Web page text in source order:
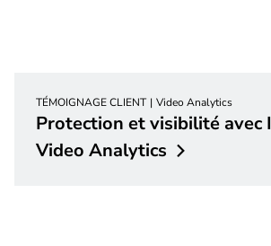
TÉMOIGNAGE CLIENT Video Analytics
Protection et visibilité
Video Analytics